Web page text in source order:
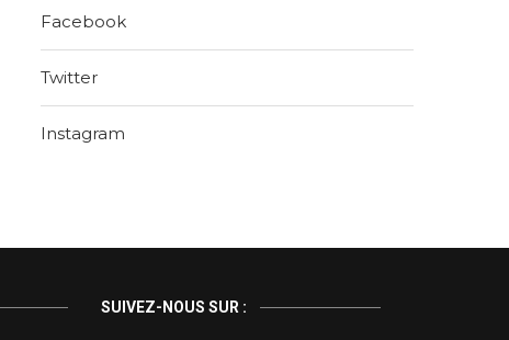
Facebook
Twitter
Instagram
SUIVEZ-NOUS SUR :